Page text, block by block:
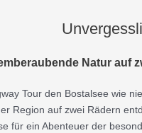
Natur auf
Tour den Bostalsee wie
Region auf zwei Rädern
für ein Abenteuer der